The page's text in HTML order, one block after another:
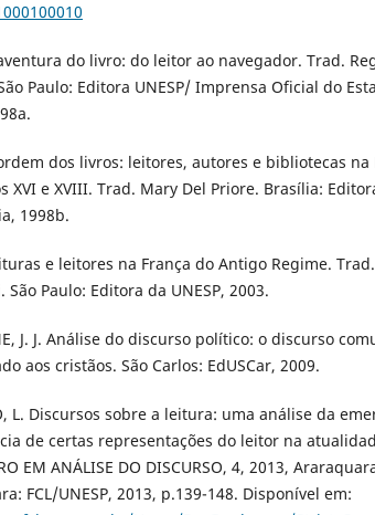
A aventura do livro: do leitor ao navegador. Trad.
Paulo: Editora UNESP/ Imprensa Oficial do
A ordem dos livros: leitores, autores e bibliotecas
XVI e XVIII. Trad. Mary Del Priore. Brasília:
1998b.
e leitores na França do Antigo Regime.
São Paulo: Editora da UNESP, 2003.
J. J. Análise do discurso político: o discurso
aos cristãos. São Carlos: EdUSCar, 2009.
L. Discursos sobre a leitura: uma análise da
de certas representações do leitor na
EM ANÁLISE DO DISCURSO, 4, 2013,
FCL/UNESP, 2013, p.139-148. Disponível em: